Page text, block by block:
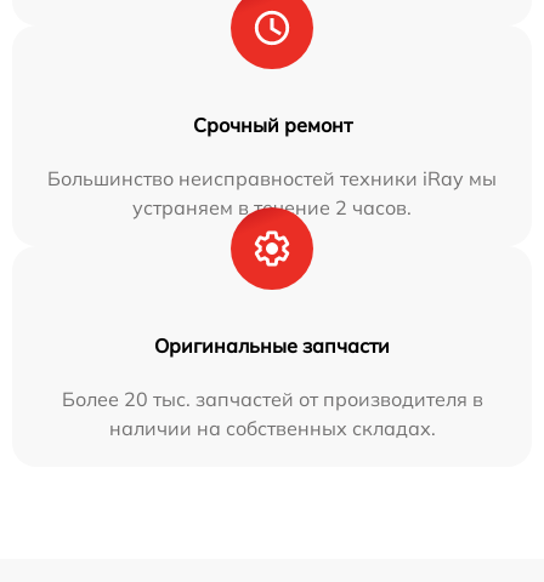
Срочный ремонт
Большинство неисправностей техники iRay мы
устраняем в течение 2 часов.
Оригинальные запчасти
Более 20 тыс. запчастей от производителя в
наличии на собственных складах.